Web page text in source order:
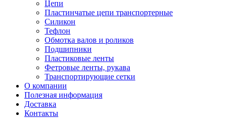
Цепи
Пластинчатые цепи транспортерные
Силикон
Тефлон
Обмотка валов и роликов
Подшипники
Пластиковые ленты
Фетровые ленты, рукава
Транспортирующие сетки
О компании
Полезная информация
Доставка
Контакты